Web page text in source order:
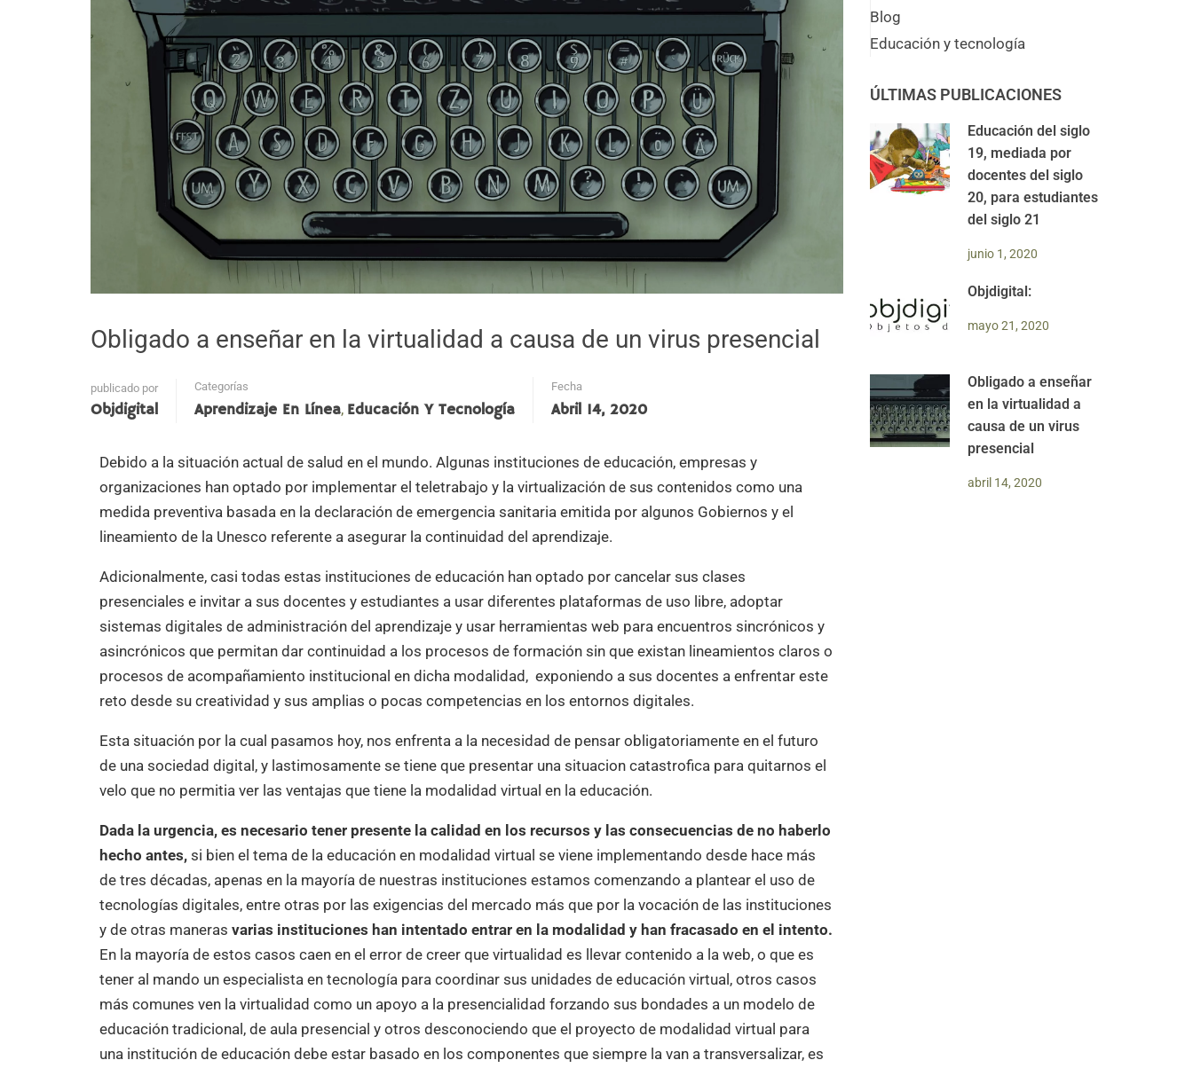
Obligado a enseñar en la virtualidad a causa de un virus presencial
publicado por
Objdigital
Categorías
Aprendizaje En Línea, Educación Y Tecnología
Fecha
Abril 14, 2020
Debido a la situación actual de salud en el mundo. Algunas instituciones de educación, empresas y
organizaciones han optado por implementar el teletrabajo y la virtualización de sus contenidos como una
medida preventiva basada en la declaración de emergencia sanitaria emitida por algunos Gobiernos y el
lineamiento de la Unesco referente a asegurar la continuidad del aprendizaje.
Adicionalmente, casi todas estas instituciones de educación han optado por cancelar sus clases
presenciales e invitar a sus docentes y estudiantes a usar diferentes plataformas de uso libre, adoptar
sistemas digitales de administración del aprendizaje y usar herramientas web para encuentros sincrónicos y
asincrónicos que permitan dar continuidad a los procesos de formación sin que existan lineamientos claros o
procesos de acompañamiento institucional en dicha modalidad, exponiendo a sus docentes a enfrentar este
reto desde su creatividad y sus amplias o pocas competencias en los entornos digitales.
Esta situación por la cual pasamos hoy, nos enfrenta a la necesidad de pensar obligatoriamente en el futuro
de una sociedad digital, y lastimosamente se tiene que presentar una situacion catastrofica para quitarnos el
velo que no permitia ver las ventajas que tiene la modalidad virtual en la educación.
Dada la urgencia, es necesario tener presente la calidad en los recursos y las consecuencias de no haberlo
hecho antes, si bien el tema de la educación en modalidad virtual se viene implementando desde hace más
de tres décadas, apenas en la mayoría de nuestras instituciones estamos comenzando a plantear el uso de
tecnologías digitales, entre otras por las exigencias del mercado más que por la vocación de las instituciones
y de otras maneras varias instituciones han intentado entrar en la modalidad y han fracasado en el intento.
En la mayoría de estos casos caen en el error de creer que virtualidad es llevar contenido a la web, o que es
tener al mando un especialista en tecnología para coordinar sus unidades de educación virtual, otros casos
más comunes ven la virtualidad como un apoyo a la presencialidad forzando sus bondades a un modelo de
educación tradicional, de aula presencial y otros desconociendo que el proyecto de modalidad virtual para
una institución de educación debe estar basado en los componentes que siempre la van a transversalizar, es
Blog
Educación y tecnología
ÚLTIMAS PUBLICACIONES
Educación del siglo
19, mediada por
docentes del siglo
20, para estudiantes
del siglo 21
junio 1, 2020
Objdigital:
mayo 21, 2020
Obligado a enseñar
en la virtualidad a
causa de un virus
presencial
abril 14, 2020